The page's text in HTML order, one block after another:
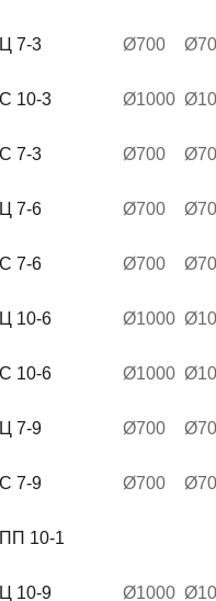
7-3 Ø700
10-3 Ø1000
7-3 Ø700
7-6 Ø700
7-6 Ø700
10-6 Ø1000
10-6 Ø1000
7-9 Ø700
7-9 Ø700
10-1
10-9 Ø1000